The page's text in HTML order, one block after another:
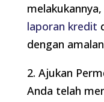
laporan kredit
dengan
2. Ajukan
Anda telah